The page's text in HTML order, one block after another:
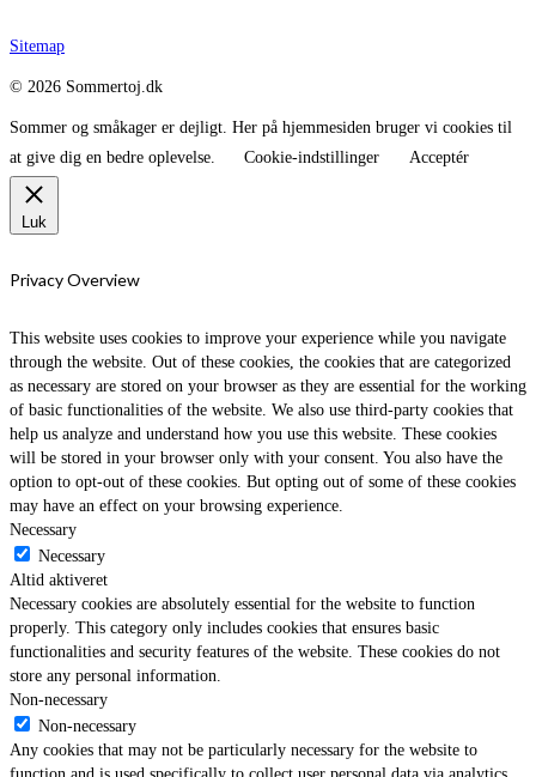
Sitemap
© 2026 Sommertoj.dk
Sommer og småkager er dejligt. Her på hjemmesiden bruger vi cookies til
at give dig en bedre oplevelse.
Cookie-indstillinger Acceptér
Luk
Privacy Overview
This website uses cookies to improve your experience while you navigate
through the website. Out of these cookies, the cookies that are categorized
as necessary are stored on your browser as they are essential for the working
of basic functionalities of the website. We also use third-party cookies that
help us analyze and understand how you use this website. These cookies
will be stored in your browser only with your consent. You also have the
option to opt-out of these cookies. But opting out of some of these cookies
may have an effect on your browsing experience.
Necessary
Necessary
Altid aktiveret
Necessary cookies are absolutely essential for the website to function
properly. This category only includes cookies that ensures basic
functionalities and security features of the website. These cookies do not
store any personal information.
Non-necessary
Non-necessary
Any cookies that may not be particularly necessary for the website to